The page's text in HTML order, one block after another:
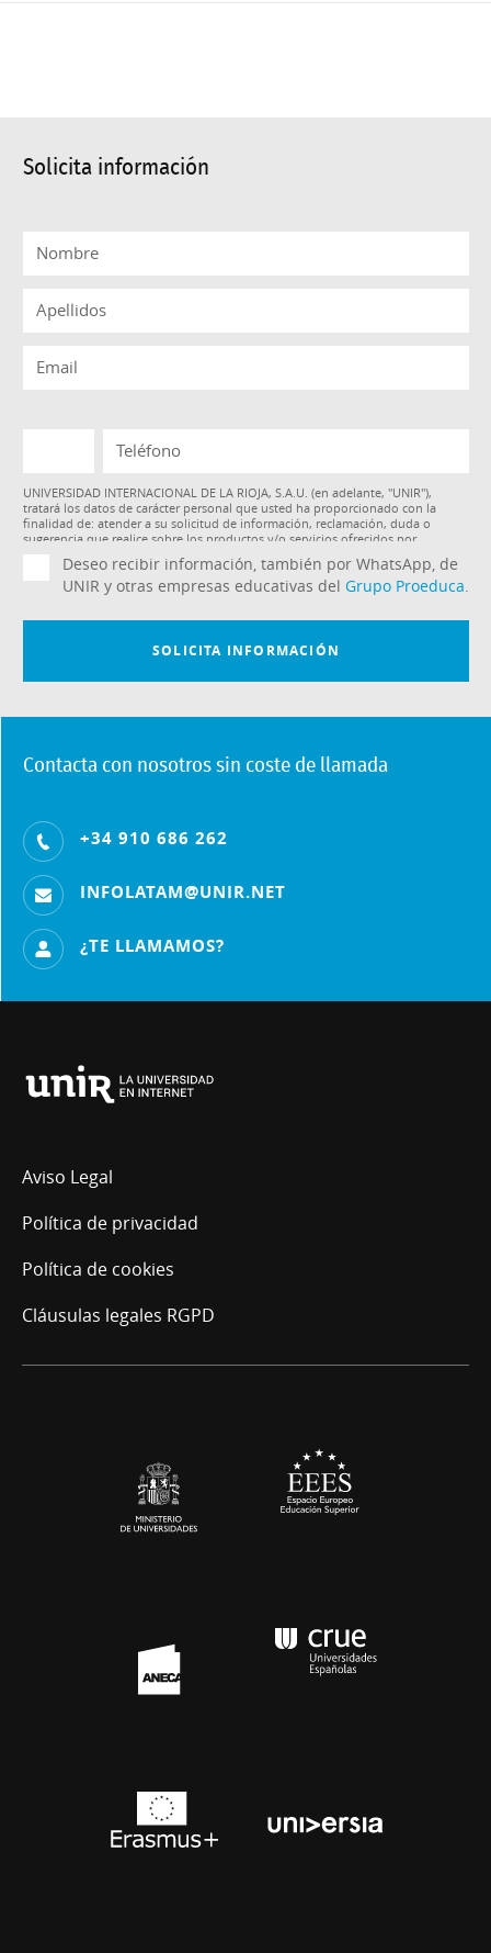
Solicita información
Contacta con nosotros sin coste de llamada
+34 910 686 262
INFOLATAM@UNIR.NET
¿TE LLAMAMOS?
La
Rioja
Aviso Legal
Política de privacidad
Política de cookies
Cláusulas legales RGPD